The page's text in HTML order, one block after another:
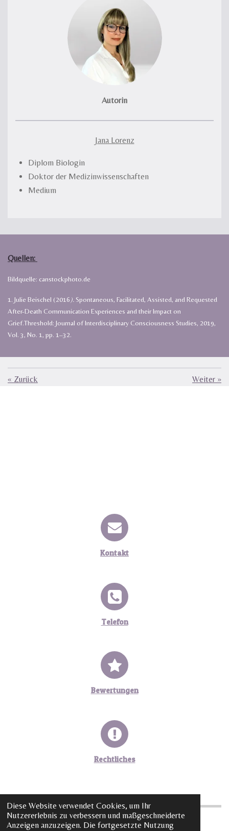
Diese Website verwendet Cookies, um Ihr
Nutzererlebnis zu verbessern und maßgeschneiderte
Anzeigen anzuzeigen. Die fortgesetzte Nutzung
Autorin
Jana Lorenz
Diplom Biologin
Doktor der Medizinwissenschaften
Medium
Quellen:
Bildquelle: canstockphoto.de
1. Julie Beischel (2016 ). Spontaneous, Facilitated, Assisted, and Requested
After-Death Communication Experiences and their Impact on
Grief.Threshold: Journal of Interdisciplinary Consciousness Studies, 2019,
Vol. 3, No. 1, pp. 1–32.
« Zurück Weiter »
Kontakt
Telefon
Bewertungen
Rechtliches